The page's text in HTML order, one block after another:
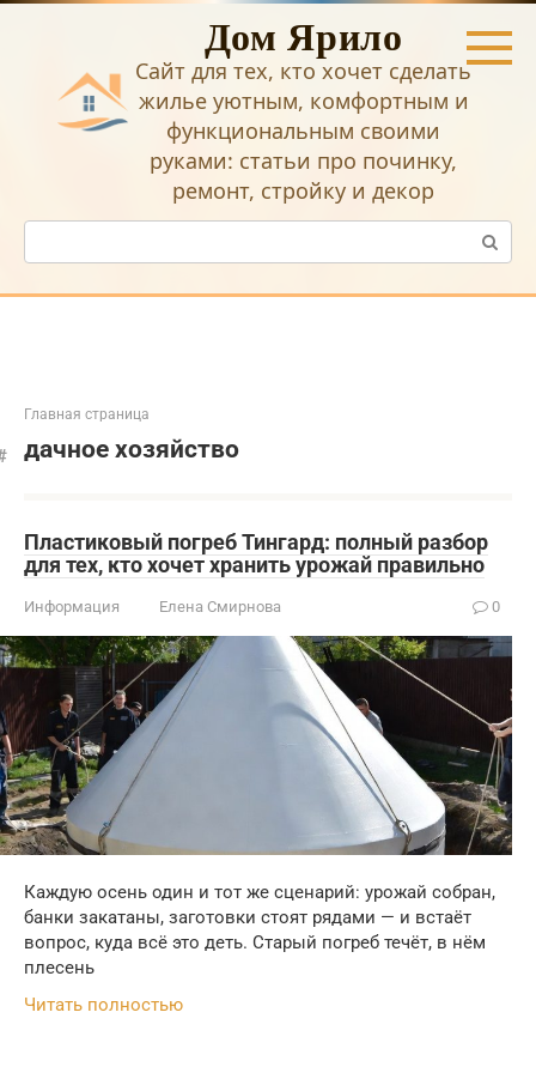
Перейти
Дом Ярило
Сайт для тех, кто хочет сделать
жилье уютным, комфортным и
функциональным своими
руками: статьи про починку,
ремонт, стройку и декор
Поиск:
Главная страница
дачное хозяйство
Пластиковый погреб Тингард: полный разбор
для тех, кто хочет хранить урожай правильно
Информация Елена Смирнова 0
Каждую осень один и тот же сценарий: урожай собран,
банки закатаны, заготовки стоят рядами — и встаёт
вопрос, куда всё это деть. Старый погреб течёт, в нём
плесень
Читать полностью